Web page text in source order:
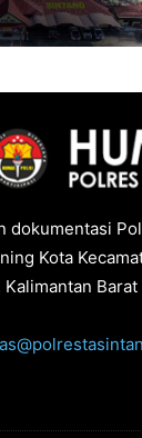
dokumentasi
Kota
Barat